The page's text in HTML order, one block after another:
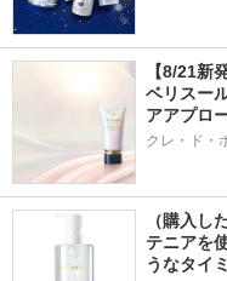
【8/21新
ベリスー
アアプロ
クレ・ド・
（購入し
テニアを
うなタイ